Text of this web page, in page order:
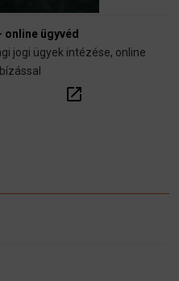
online ügyvéd
jogi ügyek intézése, online
open_in_new